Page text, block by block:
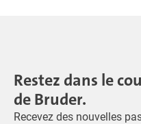
Restez dans le
de Bruder.
Recevez des nouvelles